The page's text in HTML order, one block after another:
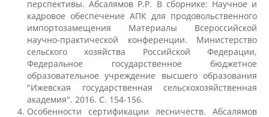
Платные образовательные услуги
Финансово-хозяйственная
деятельность
перспективы. Абсалямов Р.Р. В сборнике: Научное и
кадровое обеспечение АПК для продовольственного
импортозамещения Материалы Всероссийской
научно-практической конференции. Министерство
сельского хозяйства Российской Федерации,
Федеральное государственное бюджетное
образовательное учреждение высшего образования
"Ижевская государственная сельскохозяйственная
академия". 2016. С. 154-156.
Особенности сертификации лесничеств. Абсалямов